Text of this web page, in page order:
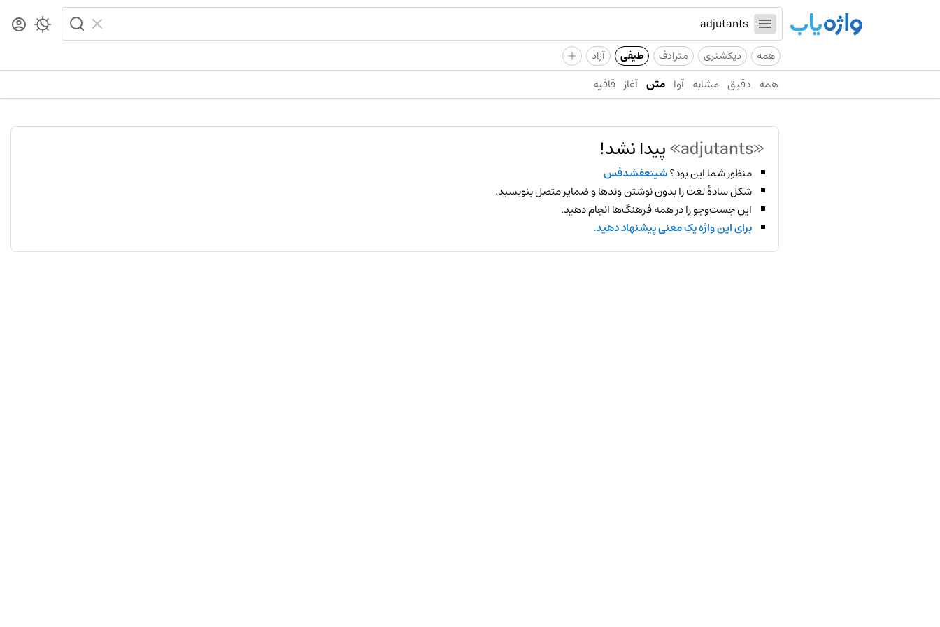
همه دیکشنری مترادف طیفی آزاد +
همه دقیق مشابه آوا متن آغاز قافیه
«adjutants» پیدا نشد!
منظور شما این بود؟شیتعفشدفس
شکل سادهٔ لغت را بدون نوشتن وندها و ضمایر متصل بنویسید.
این جست‌وجو را در همه فرهنگ‌ها انجام دهید.
برای این واژه یک معنی پیشنهاد دهید.